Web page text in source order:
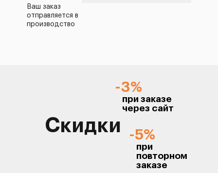
Ваш заказ
отправляется в
производство
Скидки
-3%
при заказе
через сайт
-5%
при
повторном
заказе